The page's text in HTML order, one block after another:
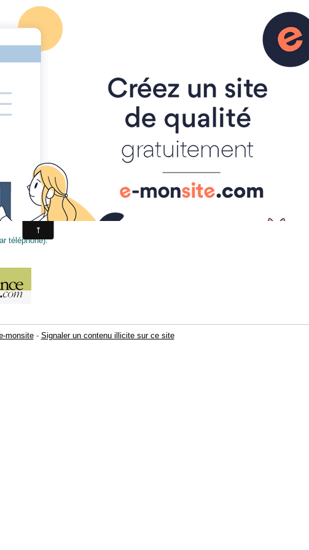
Largentière, Tournon-sur-Rhône, etc
à Privas, Largentière, Tournon-sur-
les villes de Privas, Largentière, Tournon-sur-Rhône et sur les autres communes du
téléphone).
monsite- Signaler un contenu illicite sur ce site